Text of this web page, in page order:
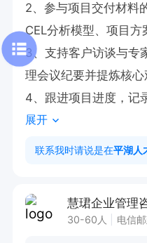
2、参与项目交付材料
CEL分析模型、项目方
3、支持客户访谈与专
理会议纪要并提炼核心
4、跟进项目进度，记
况，协助识别潜在风险
5、负责项目资料的归
料，并制作相关自媒体
展开
联系我时请说是在平湖人
慧珺企业管理
30-60人 电信